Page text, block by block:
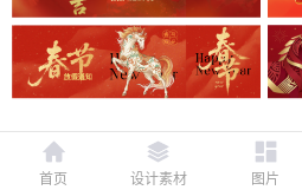
首页 设计素材 图片